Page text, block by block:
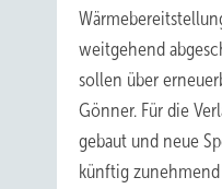
weitgehend
sollen über
Gönner. Für die
gebaut und neue
künftig